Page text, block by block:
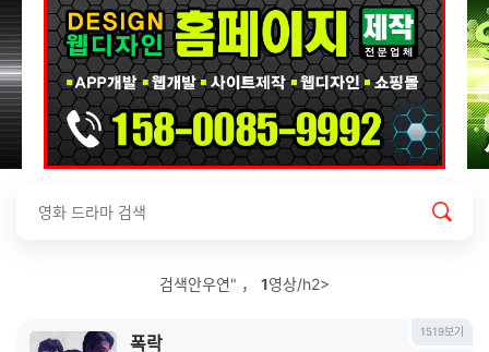
검색안우연" ， 1영상/h2>
1519보기
폭락